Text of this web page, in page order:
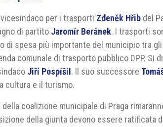
per i trasporti Zdeněk Hřib del
di partito Jaromír Beránek. I trasporti
di spesa più importante del municipio tra
comunale di trasporto pubblico DPP. Si
Jiří Pospíšil . Il suo successore
cultura e il turismo.
coalizione municipale di Praga
della giunta devono essere ratificata